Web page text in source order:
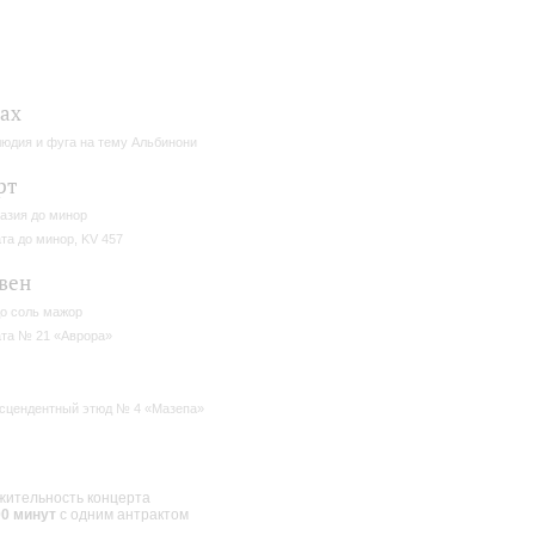
и фуга на тему Альбинони
до минор
до минор, KV 457
соль мажор
№ 21 «Аврора»
этюд № 4 «Мазепа»
концерта
минут с одним антрактом